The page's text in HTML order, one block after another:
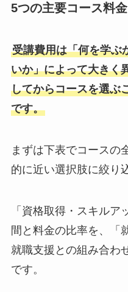
5つの主要コース料
受講費用は「何を学ぶ
いか」によって大きく
してからコースを選ぶ
です。
まずは下表でコースの
的に近い選択肢に絞り
「資格取得・スキル
間と料金の比率を、「
就職支援との組み合わ
です。